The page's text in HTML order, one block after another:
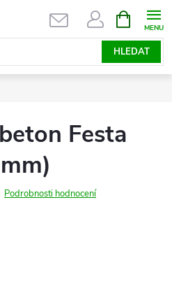
HLEDAT
NÁKUPNÍ
KOŠÍK
Festa
Podrobnosti hodnocení